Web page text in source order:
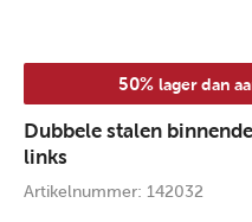
50% lager dan
Dubbele stalen
links
Artikelnummer: 142032